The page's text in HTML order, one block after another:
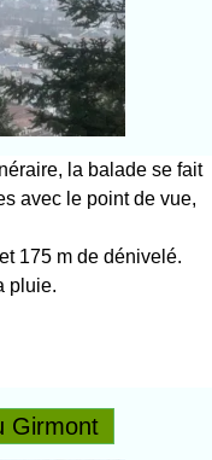
la balade se fait
avec le point de vue,
175 m de dénivelé.
pluie.
Girmont